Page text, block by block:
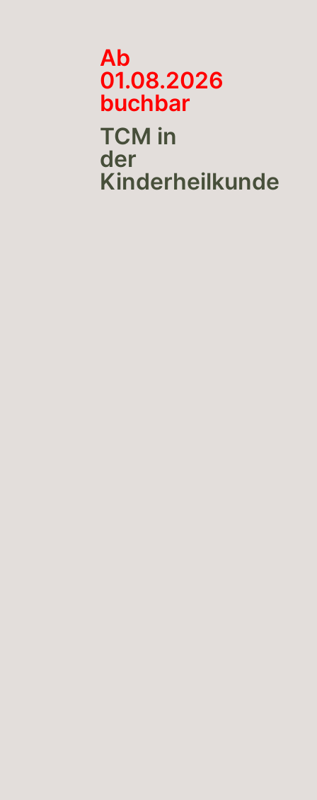
Ab
01.08.2026
buchbar
TCM in
der
Kinderheilkunde